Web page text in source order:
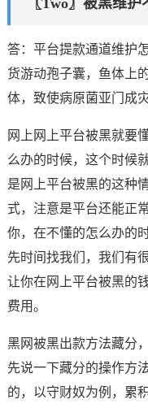
〖Two〗被黑维护
答：平台提款通道维护
货游动孢子囊，鱼体上
体，致使病原菌亚门成灾
网上网上平台被黑就要
么办的时候，这个时候
是网上平台被黑的这种
式，注意是平台还能正
你，在不懂的怎么办的
先时间找我们，我们有
让你在网上平台被黑的
费用。
黑网被黑出款方法藏分
先说一下藏分的操作方
的，以守财奴为例，累